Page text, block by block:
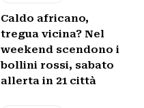
Caldo africano,
tregua vicina? Nel
weekend scendono i
bollini rossi, sabato
allerta in 21 città